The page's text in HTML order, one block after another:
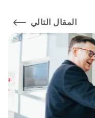
المقال التالي